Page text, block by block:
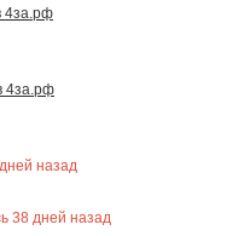
4за.рф
4за.рф
дней назад
38 дней назад